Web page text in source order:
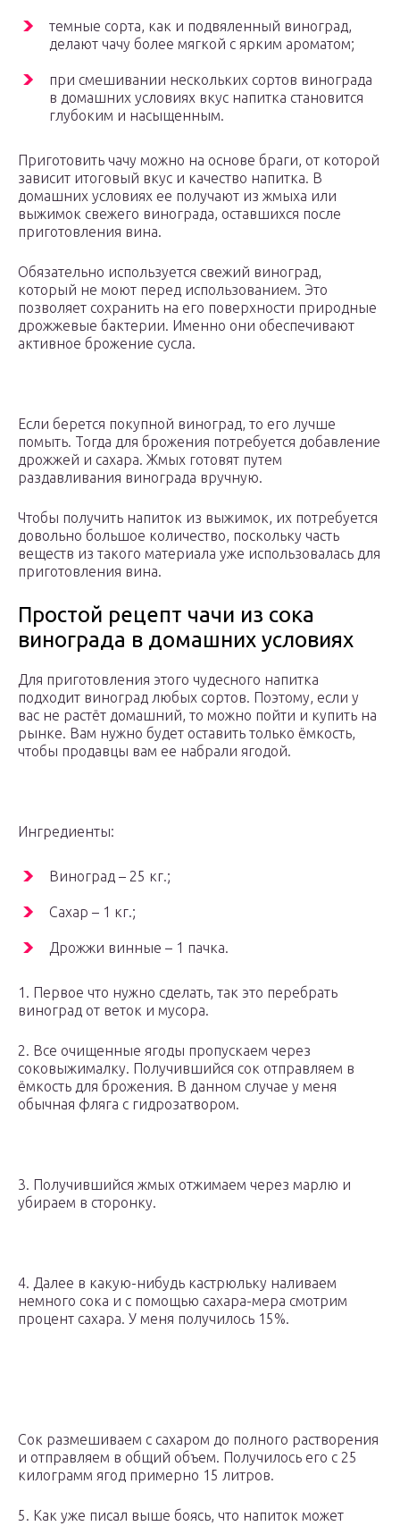
темные сорта, как и подвяленный виноград,
делают чачу более мягкой с ярким ароматом;
при смешивании нескольких сортов винограда
в домашних условиях вкус напитка становится
глубоким и насыщенным.
Приготовить чачу можно на основе браги, от которой
зависит итоговый вкус и качество напитка. В
домашних условиях ее получают из жмыха или
выжимок свежего винограда, оставшихся после
приготовления вина.
Обязательно используется свежий виноград,
который не моют перед использованием. Это
позволяет сохранить на его поверхности природные
дрожжевые бактерии. Именно они обеспечивают
активное брожение сусла.
Если берется покупной виноград, то его лучше
помыть. Тогда для брожения потребуется добавление
дрожжей и сахара. Жмых готовят путем
раздавливания винограда вручную.
Чтобы получить напиток из выжимок, их потребуется
довольно большое количество, поскольку часть
веществ из такого материала уже использовалась для
приготовления вина.
Простой рецепт чачи из сока
винограда в домашних условиях
Для приготовления этого чудесного напитка
подходит виноград любых сортов. Поэтому, если у
вас не растёт домашний, то можно пойти и купить на
рынке. Вам нужно будет оставить только ёмкость,
чтобы продавцы вам ее набрали ягодой.
Ингредиенты:
Виноград – 25 кг.;
Сахар – 1 кг.;
Дрожжи винные – 1 пачка.
1. Первое что нужно сделать, так это перебрать
виноград от веток и мусора.
2. Все очищенные ягоды пропускаем через
соковыжималку. Получившийся сок отправляем в
ёмкость для брожения. В данном случае у меня
обычная фляга с гидрозатвором.
3. Получившийся жмых отжимаем через марлю и
убираем в сторонку.
4. Далее в какую-нибудь кастрюльку наливаем
немного сока и с помощью сахара-мера смотрим
процент сахара. У меня получилось 15%.
Сок размешиваем с сахаром до полного растворения
и отправляем в общий объем. Получилось его с 25
килограмм ягод примерно 15 литров.
5. Как уже писал выше боясь, что напиток может